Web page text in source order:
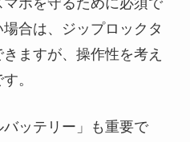
ホを守るために必須で
合は、ジップロックタ
ますが、操作性を考え
。
バッテリー」も重要で